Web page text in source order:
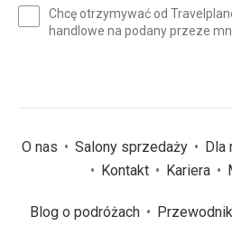
(wymagane)
Chcę otrzymywać od
handlowe na podany przeze
O nas Salony sprzedaży Dla
Kontakt
Kariera
Blog o podróżach